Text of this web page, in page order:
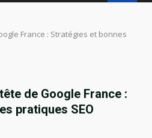
France : Stratégies et bonnes
de Google France :
pratiques SEO